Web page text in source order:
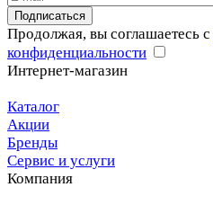
Подписаться
Продолжая, вы соглашаетесь с
конфиденциальности
Интернет-магазин
Каталог
Акции
Бренды
Сервис и услуги
Компания